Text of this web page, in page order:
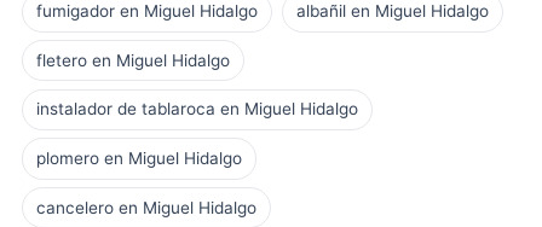
fumigador en Miguel Hidalgo albañil en Miguel Hidalgo
fletero en Miguel Hidalgo
instalador de tablaroca en Miguel Hidalgo
plomero en Miguel Hidalgo
cancelero en Miguel Hidalgo